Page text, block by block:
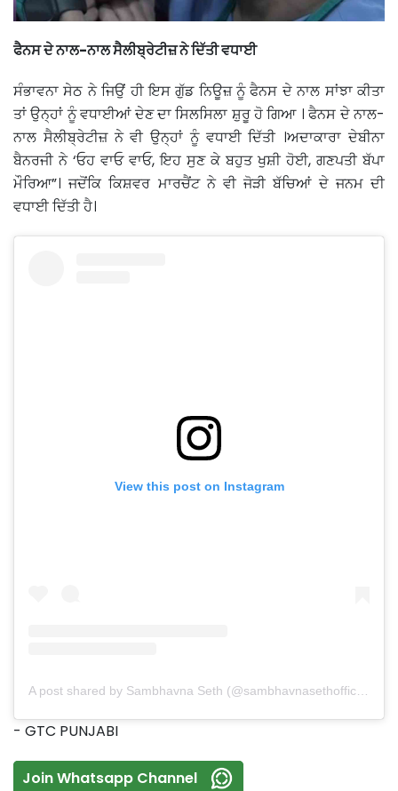
ਫੈਨਸ ਦੇ ਨਾਲ-ਨਾਲ ਸੈਲੀਬ੍ਰੇਟੀਜ਼ ਨੇ ਦਿੱਤੀ ਵਧਾਈ
ਸੰਭਾਵਨਾ ਸੇਠ ਨੇ ਜਿਉਂ ਹੀ ਇਸ ਗੁੱਡ ਨਿਊਜ਼ ਨੂੰ ਫੈਨਸ ਦੇ ਨਾਲ ਸਾਂਝਾ ਕੀਤਾ
ਤਾਂ ਉਨ੍ਹਾਂ ਨੂੰ ਵਧਾਈਆਂ ਦੇਣ ਦਾ ਸਿਲਸਿਲਾ ਸ਼ੁਰੂ ਹੋ ਗਿਆ । ਫੈਨਸ ਦੇ ਨਾਲ-
ਨਾਲ ਸੈਲੀਬ੍ਰੇਟੀਜ਼ ਨੇ ਵੀ ਉਨ੍ਹਾਂ ਨੂੰ ਵਧਾਈ ਦਿੱਤੀ ।ਅਦਾਕਾਰਾ ਦੇਬੀਨਾ
ਬੈਨਰਜੀ ਨੇ ‘ਓਹ ਵਾਓ ਵਾਓ, ਇਹ ਸੁਣ ਕੇ ਬਹੁਤ ਖੁਸ਼ੀ ਹੋਈ, ਗਣਪਤੀ ਬੱਪਾ
ਮੌਰਿਆ”। ਜਦੋਂਕਿ ਕਿਸ਼ਵਰ ਮਾਰਚੈਂਟ ਨੇ ਵੀ ਜੋੜੀ ਬੱਚਿਆਂ ਦੇ ਜਨਮ ਦੀ
ਵਧਾਈ ਦਿੱਤੀ ਹੈ।
View this post on Instagram
- GTC PUNJABI
Join Whatsapp Channel